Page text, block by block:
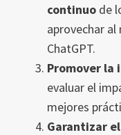
continuo de
aprovechar
ChatGPT.
Promover la
evaluar el
mejores
Garantizar